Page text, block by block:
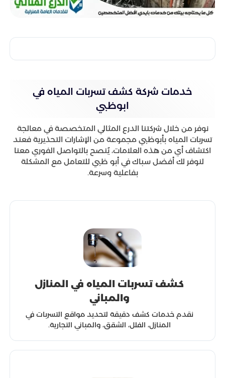
خدمات شركة كشف تسربات المياه في
ابوظبي
نوفر من خلال شركتنا الدرع المثالي المتخصصة في معالجة
تسربات المياه بأبوظبي مجموعة من الإشارات التحذيرية فعند
اكتشاف أي من هذه العلامات، يُنصح بالتواصل الفوري معنا
لنوفر لك أفضل سباك في أبو ظبي للتعامل مع المشكلة
بفاعلية وسرعة.
كشف تسربات المياه في المنازل
والمباني
نقدم خدمات كشف دقيقة لتحديد مواقع التسربات في
المنازل، الفلل، الشقق، والمباني التجارية.